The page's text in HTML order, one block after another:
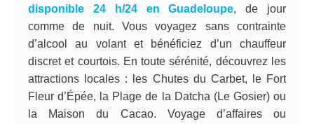
disponible 24 h/24 en Guadeloupe, de jour
comme de nuit. Vous voyagez sans contrainte
d’alcool au volant et bénéficiez d’un chauffeur
discret et courtois. En toute sérénité, découvrez les
attractions locales : les Chutes du Carbet, le Fort
Fleur d’Épée, la Plage de la Datcha (Le Gosier) ou
la Maison du Cacao. Voyage d’affaires ou